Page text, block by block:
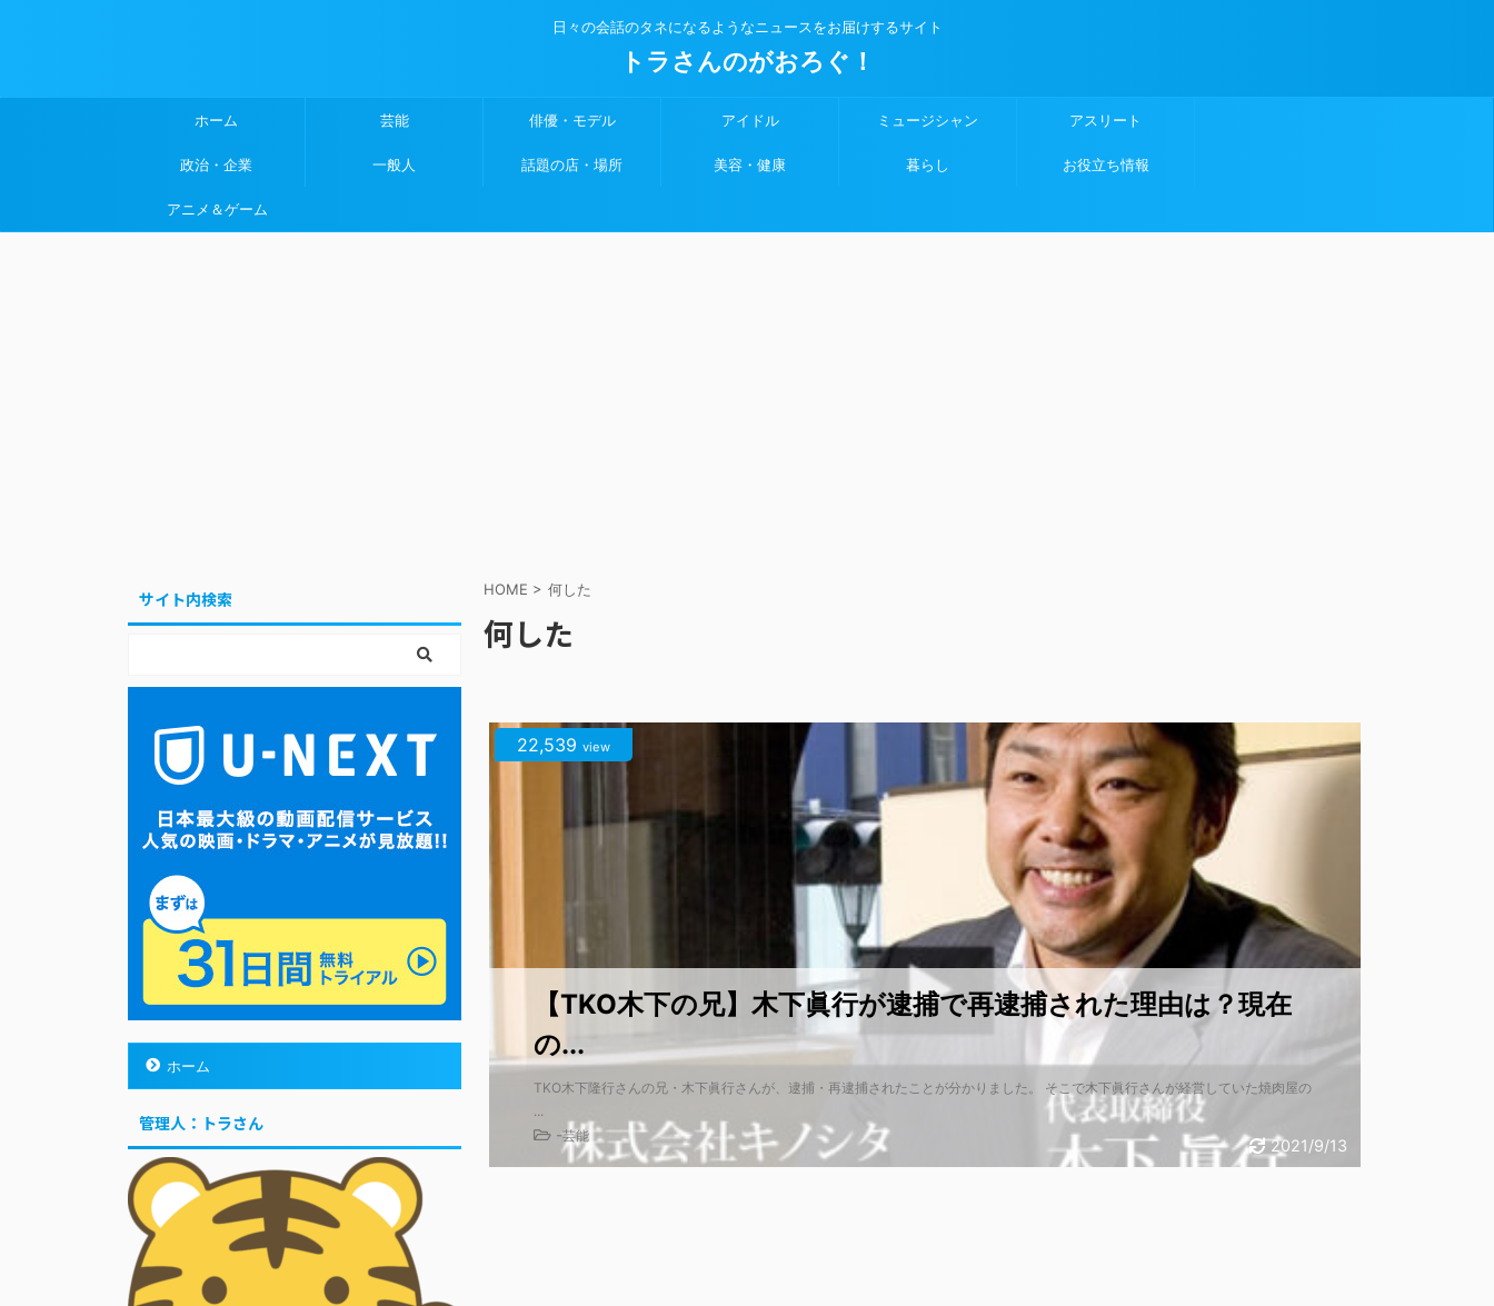
日々の会話のタネになるようなニュースをお届けするサイト
トラさんのがおろぐ！
ホーム 芸能 俳優・モデル アイドル ミュージシャン アスリート
政治・企業 一般人 話題の店・場所 美容・健康 暮らし お役立ち情報
アニメ＆ゲーム
HOME > 何した
何した
2021/9/13
22,539 view
【TKO木下の兄】木下眞行が逮捕で再逮捕された理由は？現在
の...
TKO木下隆行さんの兄・木下眞行さんが、逮捕・再逮捕されたことが分かりました。 そこで木下眞行さんが経営していた焼肉屋の
...
-芸能
サイト内検索
ホーム
管理人：トラさん